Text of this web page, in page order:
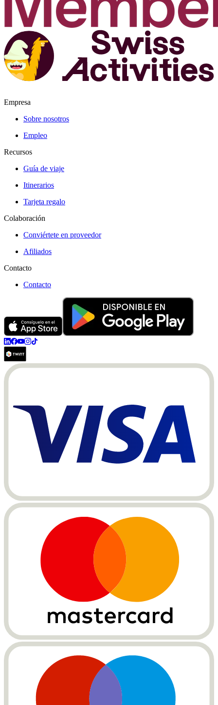
Empresa
Sobre nosotros
Empleo
Recursos
Guía de viaje
Itinerarios
Tarjeta regalo
Colaboración
Conviértete en proveedor
Afiliados
Contacto
Contacto